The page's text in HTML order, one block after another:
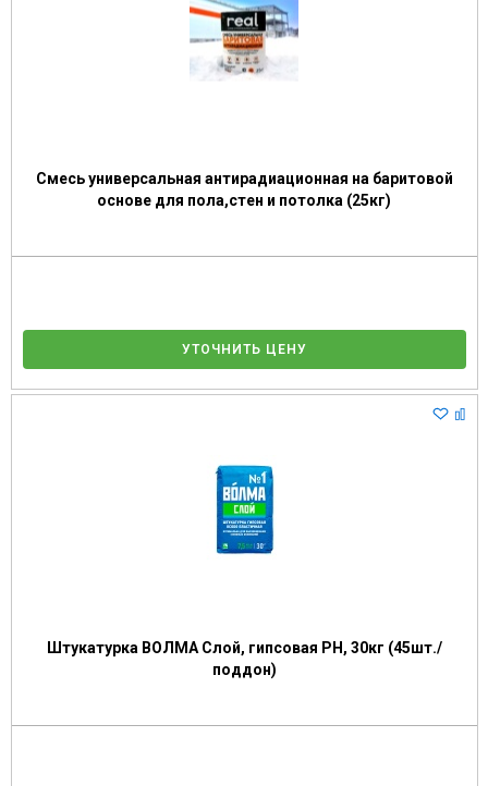
Смесь универсальная антирадиационная на баритовой
основе для пола,стен и потолка (25кг)
УТОЧНИТЬ ЦЕНУ
Штукатурка ВОЛМА Слой, гипсовая РН, 30кг (45шт./
поддон)